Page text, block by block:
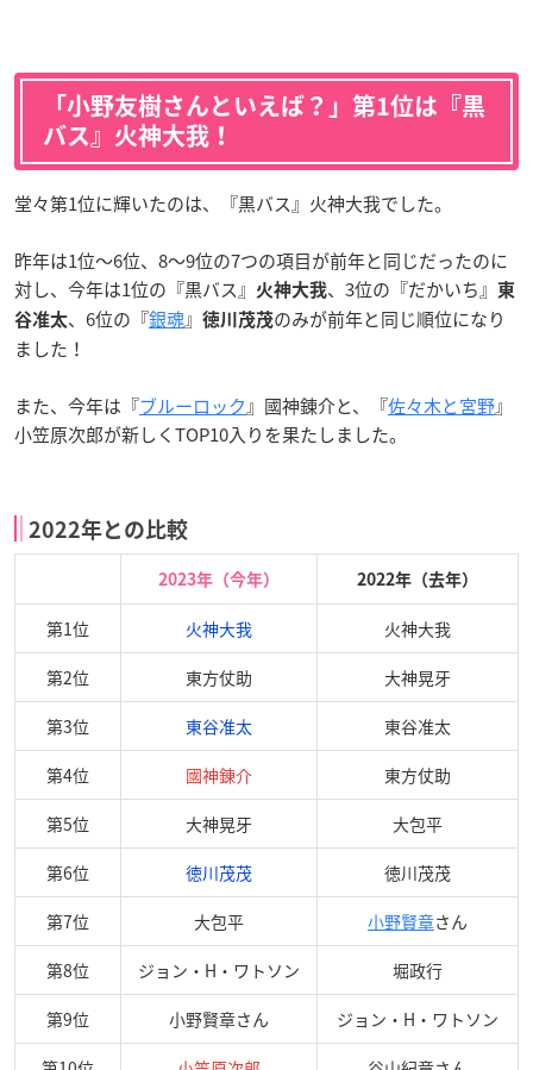
「小野友樹さんといえば？」第1位は『黒
バス』火神大我！
堂々第1位に輝いたのは、『黒バス』火神大我でした。
昨年は1位〜6位、8〜9位の7つの項目が前年と同じだったのに
対し、今年は1位の『黒バス』
火神大我、3位の『だかいち』
東
谷准太、6位の『銀魂』 徳川茂茂のみが前年と同じ順位になり
ました！
また、今年は『ブルーロック』國神錬介と、『佐々木と宮野』
小笠原次郎が新しくTOP10入りを果たしました。
2022年との比較
2023年（今年） 2022年（去年）
第1位 火神大我 火神大我
第2位 東方仗助 大神晃牙
第3位 東谷准太 東谷准太
第4位 國神錬介 東方仗助
第5位 大神晃牙 大包平
第6位 徳川茂茂 徳川茂茂
第7位 大包平 小野賢章さん
第8位 ジョン・H・ワトソン 堀政行
第9位 小野賢章さん ジョン・H・ワトソン